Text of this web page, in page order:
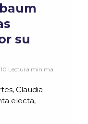
su
10 Lectura mínima
Claudia
electa,